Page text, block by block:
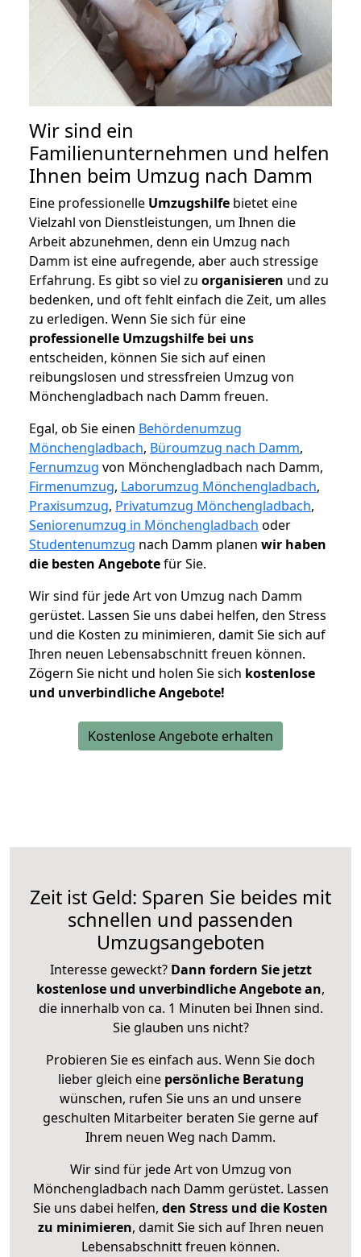
Wir sind ein
Familienunternehmen und helfen
Ihnen beim Umzug nach Damm
Eine professionelle Umzugshilfe bietet eine
Vielzahl von Dienstleistungen, um Ihnen die
Arbeit abzunehmen, denn ein Umzug nach
Damm ist eine aufregende, aber auch stressige
Erfahrung. Es gibt so viel zu organisieren und zu
bedenken, und oft fehlt einfach die Zeit, um alles
zu erledigen. Wenn Sie sich für eine
professionelle Umzugshilfe bei uns
entscheiden, können Sie sich auf einen
reibungslosen und stressfreien Umzug von
Mönchengladbach nach Damm freuen.
Egal, ob Sie einen Behördenumzug
Mönchengladbach, Büroumzug nach Damm,
Fernumzug von Mönchengladbach nach Damm,
Firmenumzug, Laborumzug Mönchengladbach,
Praxisumzug, Privatumzug Mönchengladbach,
Seniorenumzug in Mönchengladbach oder
Studentenumzug nach Damm planen wir haben
die besten Angebotefür Sie.
Wir sind für jede Art von Umzug nach Damm
gerüstet. Lassen Sie uns dabei helfen, den Stress
und die Kosten zu minimieren, damit Sie sich auf
Ihren neuen Lebensabschnitt freuen können.
Zögern Sie nicht und holen Sie sich kostenlose
und unverbindliche Angebote!
Kostenlose Angebote erhalten
Zeit ist Geld: Sparen Sie beides mit
schnellen und passenden
Umzugsangeboten
Interesse geweckt? Dann fordern Sie jetzt
kostenlose und unverbindliche Angebote an,
die innerhalb von ca. 1 Minuten bei Ihnen sind.
Sie glauben uns nicht?
Probieren Sie es einfach aus. Wenn Sie doch
lieber gleich eine persönliche Beratung
wünschen, rufen Sie uns an und unsere
geschulten Mitarbeiter beraten Sie gerne auf
Ihrem neuen Weg nach Damm.
Wir sind für jede Art von Umzug von
Mönchengladbach nach Damm gerüstet. Lassen
Sie uns dabei helfen, den Stress und die Kosten
zu minimieren, damit Sie sich auf Ihren neuen
Lebensabschnitt freuen können.